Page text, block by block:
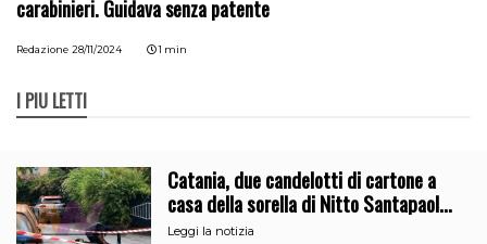
carabinieri. Guidava senza patente
Redazione 28/11/2024 1 min
I PIÙ LETTI
Catania, due candelotti di cartone a
casa della sorella di Nitto Santapaola.
Le indagini
Leggi la notizia